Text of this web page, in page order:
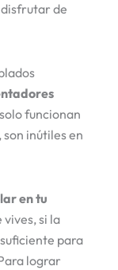
disfrutar de
funcionan
son inútiles en
en tu
vives, si la
para
lograr